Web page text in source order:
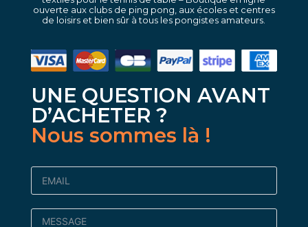
ouverte aux clubs de ping pong, aux écoles et centres
de loisirs et bien sûr à tous les pongistes amateurs.
UNE QUESTION AVANT
D’ACHETER ?
Nous sommes là !